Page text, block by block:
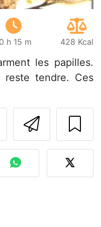
h 15 m 428 Kcal
les papilles.
tendre. Ces
Imprimer
une
de